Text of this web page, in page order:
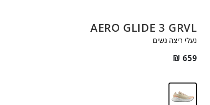
AERO GLIDE 3 GRVL
נעלי ריצה נשים
₪ 659